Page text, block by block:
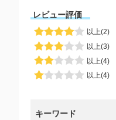
レビュー評価
以上(2)
以上(3)
以上(4)
以上(4)
キーワード